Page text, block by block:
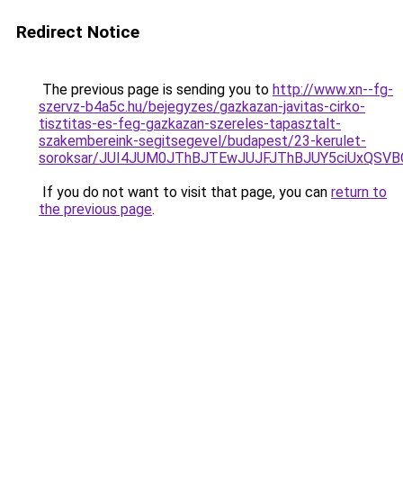
Redirect Notice
The previous page is sending you to http://www.xn--fg-
szervz-b4a5c.hu/bejegyzes/gazkazan-javitas-cirko-
tisztitas-es-feg-gazkazan-szereles-tapasztalt-
szakembereink-segitsegevel/budapest/23-kerulet-
soroksar/
If you do not want to visit that page, you can return to
the previous page.